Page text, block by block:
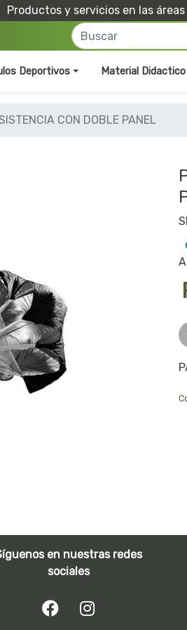
Productos y servicios en las
Deportivos Material Didactico
CON DOBLE PANEL
en nuestras redes
sociales